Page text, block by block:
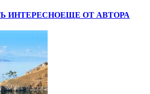
ИНТЕРЕСНОЕЩЕ ОТ АВТОРА